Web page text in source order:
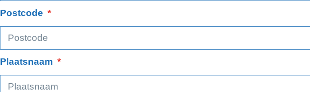
Postcode
Plaatsnaam